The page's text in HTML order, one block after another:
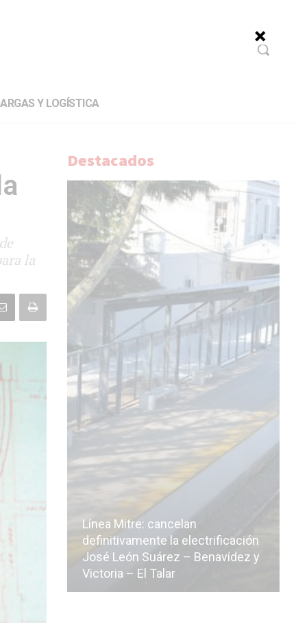
Y LOGÍSTICA
la
Destacados
la
Línea Mitre: cancelan
definitivamente la electrificación
José León Suárez – Benavídez y
Victoria – El Talar